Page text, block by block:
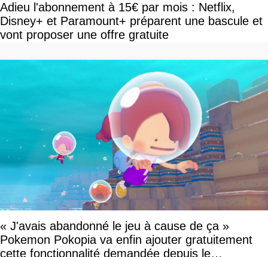
Adieu l'abonnement à 15€ par mois : Netflix,
Disney+ et Paramount+ préparent une bascule et
vont proposer une offre gratuite
« J'avais abandonné le jeu à cause de ça »
Pokemon Pokopia va enfin ajouter gratuitement
cette fonctionnalité demandée depuis le